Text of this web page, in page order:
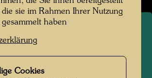
sie im Rahmen Ihrer Nutzung
haben
Cookies